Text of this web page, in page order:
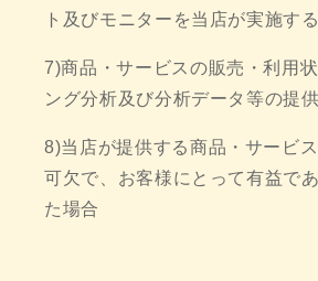
ト及びモニターを当店が実施す
7)商品・サービスの販売・利用
ング分析及び分析データ等の提
8)当店が提供する商品・サービ
可欠で、お客様にとって有益で
た場合